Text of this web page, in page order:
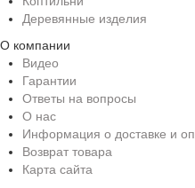
Деревянные изделия
О компании
Видео
Гарантии
Ответы на вопросы
О нас
Информация о доставке и
Возврат товара
Карта сайта